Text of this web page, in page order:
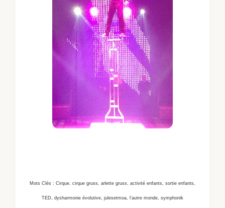
Mots Clés : Cirque, cirque gruss, arlette gruss, activité enfants, sortie enfants,
TED, dysharmonie évolutive, julesetmoa, l'autre monde, symphonik